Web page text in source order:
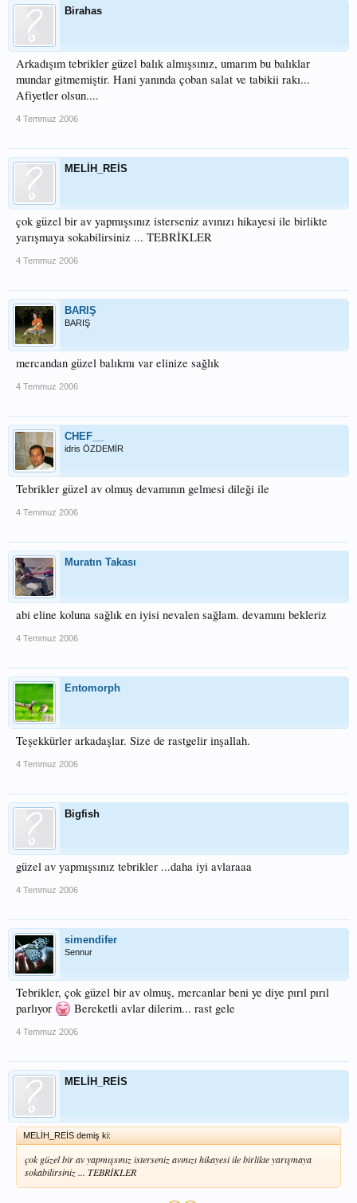
Birahas
Arkadışım tebrikler güzel balık almışsınız, umarım bu balıklar
mundar gitmemiştir. Hani yanında çoban salat ve tabikii rakı...
Afiyetler olsun....
4 Temmuz 2006
MELİH_REİS
çok güzel bir av yapmışsınız isterseniz avınızı hikayesi ile birlikte
yarışmaya sokabilirsiniz ... TEBRİKLER
4 Temmuz 2006
BARIŞ
BARIŞ
mercandan güzel balıkmı var elinize sağlık
4 Temmuz 2006
CHEF__
idris ÖZDEMİR
Tebrikler güzel av olmuş devamının gelmesi dileği ile
4 Temmuz 2006
Muratın Takası
abi eline koluna sağlık en iyisi nevalen sağlam. devamını bekleriz
4 Temmuz 2006
Entomorph
Teşekkürler arkadaşlar. Size de rastgelir inşallah.
4 Temmuz 2006
Bigfish
güzel av yapmışsınız tebrikler ...daha iyi avlaraaa
4 Temmuz 2006
simendifer
Sennur
Tebrikler, çok güzel bir av olmuş, mercanlar beni ye diye pırıl pırıl
parlıyor
Bereketli avlar dilerim... rast gele
4 Temmuz 2006
MELİH_REİS
MELİH_REİS demiş ki:
çok güzel bir av yapmışsınız isterseniz avınızı hikayesi ile birlikte yarışmaya
sokabilirsiniz ... TEBRİKLER